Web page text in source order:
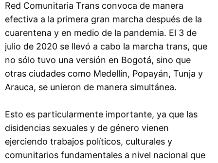
Red Comunitaria Trans convoca de manera
efectiva a la primera gran marcha después de la
cuarentena y en medio de la pandemia. El 3 de
julio de 2020 se llevó a cabo la marcha trans, que
no sólo tuvo una versión en Bogotá, sino que
otras ciudades como Medellín, Popayán, Tunja y
Arauca, se unieron de manera simultánea.
Esto es particularmente importante, ya que las
disidencias sexuales y de género vienen
ejerciendo trabajos políticos, culturales y
comunitarios fundamentales a nivel nacional que